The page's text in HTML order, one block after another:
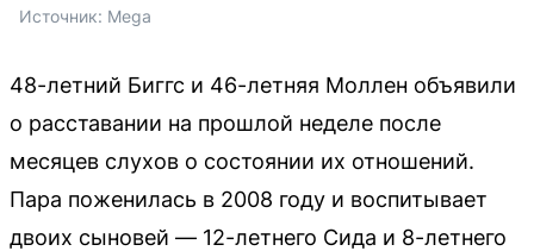
Источник: Mega
48-летний Биггс и 46-летняя Моллен объявили
о расставании на прошлой неделе после
месяцев слухов о состоянии их отношений.
Пара поженилась в 2008 году и воспитывает
двоих сыновей — 12-летнего Сида и 8-летнего